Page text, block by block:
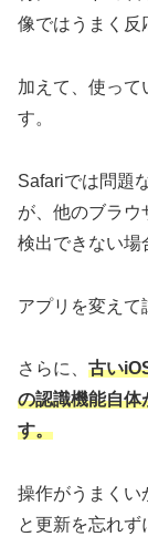
像ではうまく反
加えて、使って
す。
Safariでは問題
が、他のブラウ
検出できない場
アプリを変えて
さらに、 古い
の認識機能自体
す。
操作がうまくい
と更新を忘れず